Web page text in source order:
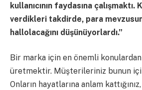
kullanıcının faydasına
verdikleri takdirde, para
hallolacağını düşünüyorlardı.”
Bir marka için en önemli
üretmektir. Müşterileriniz bunun
Onların hayatlarına anlam